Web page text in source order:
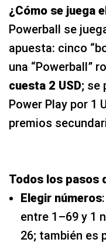
¿Cómo se juega
Powerball se
apuesta: cinco
una “Powerball”
cuesta 2 USD; se
Power Play por 1
premios
Todos los pasos
Elegir números
entre 1–69 y 1
26; también es